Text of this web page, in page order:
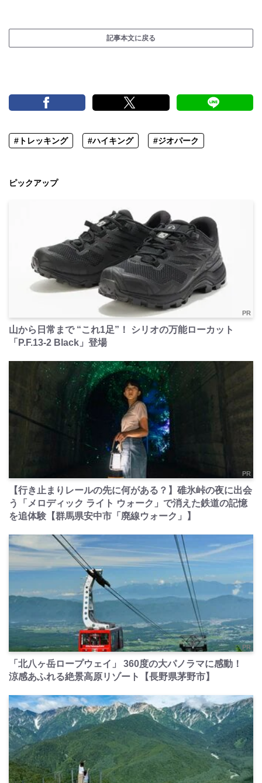
記事本文に戻る
#トレッキング #ハイキング #ジオパーク
ピックアップ
PR
山から日常まで “これ1足”！ シリオの万能ローカット
「P.F.13-2 Black」登場
PR
【行き止まりレールの先に何がある？】碓氷峠の夜に出会
う「メロディック ライト ウォーク」で消えた鉄道の記憶
を追体験【群馬県安中市「廃線ウォーク」】
PR
「北八ヶ岳ロープウェイ」 360度の大パノラマに感動！
涼感あふれる絶景高原リゾート【長野県茅野市】